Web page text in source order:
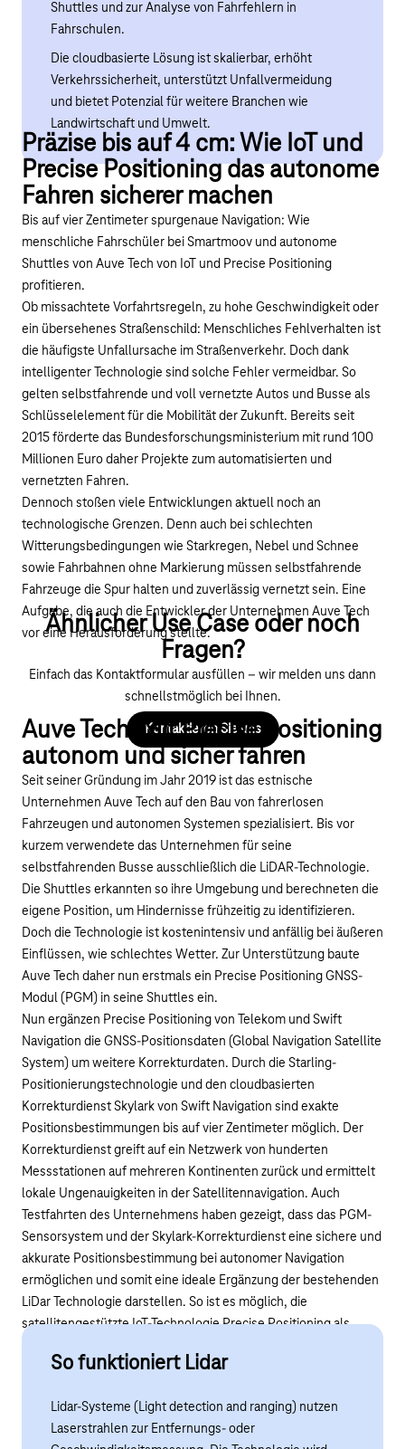
Shuttles und zur Analyse von Fahrfehlern in
Fahrschulen.
Die cloudbasierte Lösung ist skalierbar, erhöht
Verkehrssicherheit, unterstützt Unfallvermeidung
und bietet Potenzial für weitere Branchen wie
Landwirtschaft und Umwelt.
Präzise bis auf 4 cm: Wie IoT und
Precise Positioning das autonome
Fahren sicherer machen
Bis auf vier Zentimeter spurgenaue Navigation: Wie
menschliche Fahrschüler bei Smartmoov und autonome
Shuttles von Auve Tech von IoT und Precise Positioning
profitieren.
Ob missachtete Vorfahrtsregeln, zu hohe Geschwindigkeit oder
ein übersehenes Straßenschild: Menschliches Fehlverhalten ist
die häufigste Unfallursache im Straßenverkehr. Doch dank
intelligenter Technologie sind solche Fehler vermeidbar. So
gelten selbstfahrende und voll vernetzte Autos und Busse als
Schlüsselelement für die Mobilität der Zukunft. Bereits seit
2015 förderte das Bundesforschungsministerium mit rund 100
Millionen Euro daher Projekte zum automatisierten und
vernetzten Fahren.
Dennoch stoßen viele Entwicklungen aktuell noch an
technologische Grenzen. Denn auch bei schlechten
Witterungsbedingungen wie Starkregen, Nebel und Schnee
sowie Fahrbahnen ohne Markierung müssen selbstfahrende
Fahrzeuge die Spur halten und zuverlässig vernetzt sein. Eine
Aufgabe, die auch die Entwickler der Unternehmen Auve Tech
vor eine Herausforderung stellte.
Ähnlicher Use Case oder noch
Fragen?
Einfach das Kontaktformular ausfüllen – wir melden uns dann
schnellstmöglich bei Ihnen.
Kontaktieren Sie uns
Auve Tech: Mit Precise Positioning
autonom und sicher fahren
Seit seiner Gründung im Jahr 2019 ist das estnische
Unternehmen Auve Tech auf den Bau von fahrerlosen
Fahrzeugen und autonomen Systemen spezialisiert. Bis vor
kurzem verwendete das Unternehmen für seine
selbstfahrenden Busse ausschließlich die LiDAR-Technologie.
Die Shuttles erkannten so ihre Umgebung und berechneten die
eigene Position, um Hindernisse frühzeitig zu identifizieren.
Doch die Technologie ist kostenintensiv und anfällig bei äußeren
Einflüssen, wie schlechtes Wetter. Zur Unterstützung baute
Auve Tech daher nun erstmals ein Precise Positioning GNSS-
Modul (PGM) in seine Shuttles ein.
Nun ergänzen Precise Positioningvon Telekom undSwift
Navigation die GNSS-Positionsdaten (Global Navigation Satellite
System) um weitere Korrekturdaten. Durch die Starling-
Positionierungstechnologie und den cloudbasierten
Korrekturdienst Skylark von Swift Navigation sind exakte
Positionsbestimmungen bis auf vier Zentimeter möglich. Der
Korrekturdienst greift auf ein Netzwerk von hunderten
Messstationen auf mehreren Kontinenten zurück und ermittelt
lokale Ungenauigkeiten in der Satellitennavigation. Auch
Testfahrten des Unternehmens haben gezeigt, dass das PGM-
Sensorsystem und der Skylark-Korrekturdienst eine sichere und
akkurate Positionsbestimmung bei autonomer Navigation
ermöglichen und somit eine ideale Ergänzung der bestehenden
LiDar Technologie darstellen. So ist es möglich, die
satellitengestützte IoT-Technologie Precise Positioning als
So funktioniert Lidar
Lidar-Systeme (Light detection and ranging) nutzen
Laserstrahlen zur Entfernungs- oder